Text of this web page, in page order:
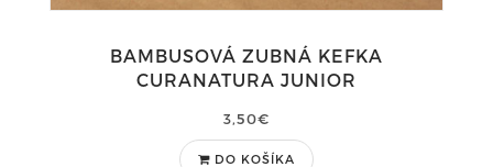
BAMBUSOVÁ ZUBNÁ KEFKA
CURANATURA JUNIOR
3,50€
DO KOŠÍKA